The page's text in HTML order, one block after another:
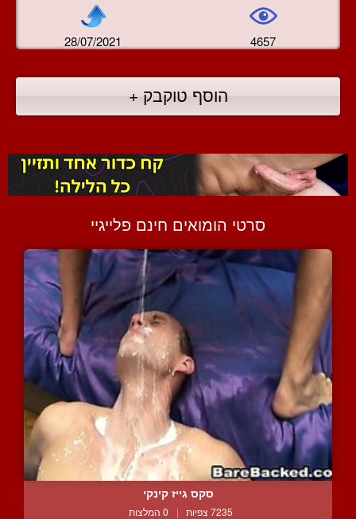
28/07/2021 4657
הוסף טוקבק +
סרטי הומואים חינם פלייגיי
סקס גייז קינקי
7235 צפיות | 0 המלצות